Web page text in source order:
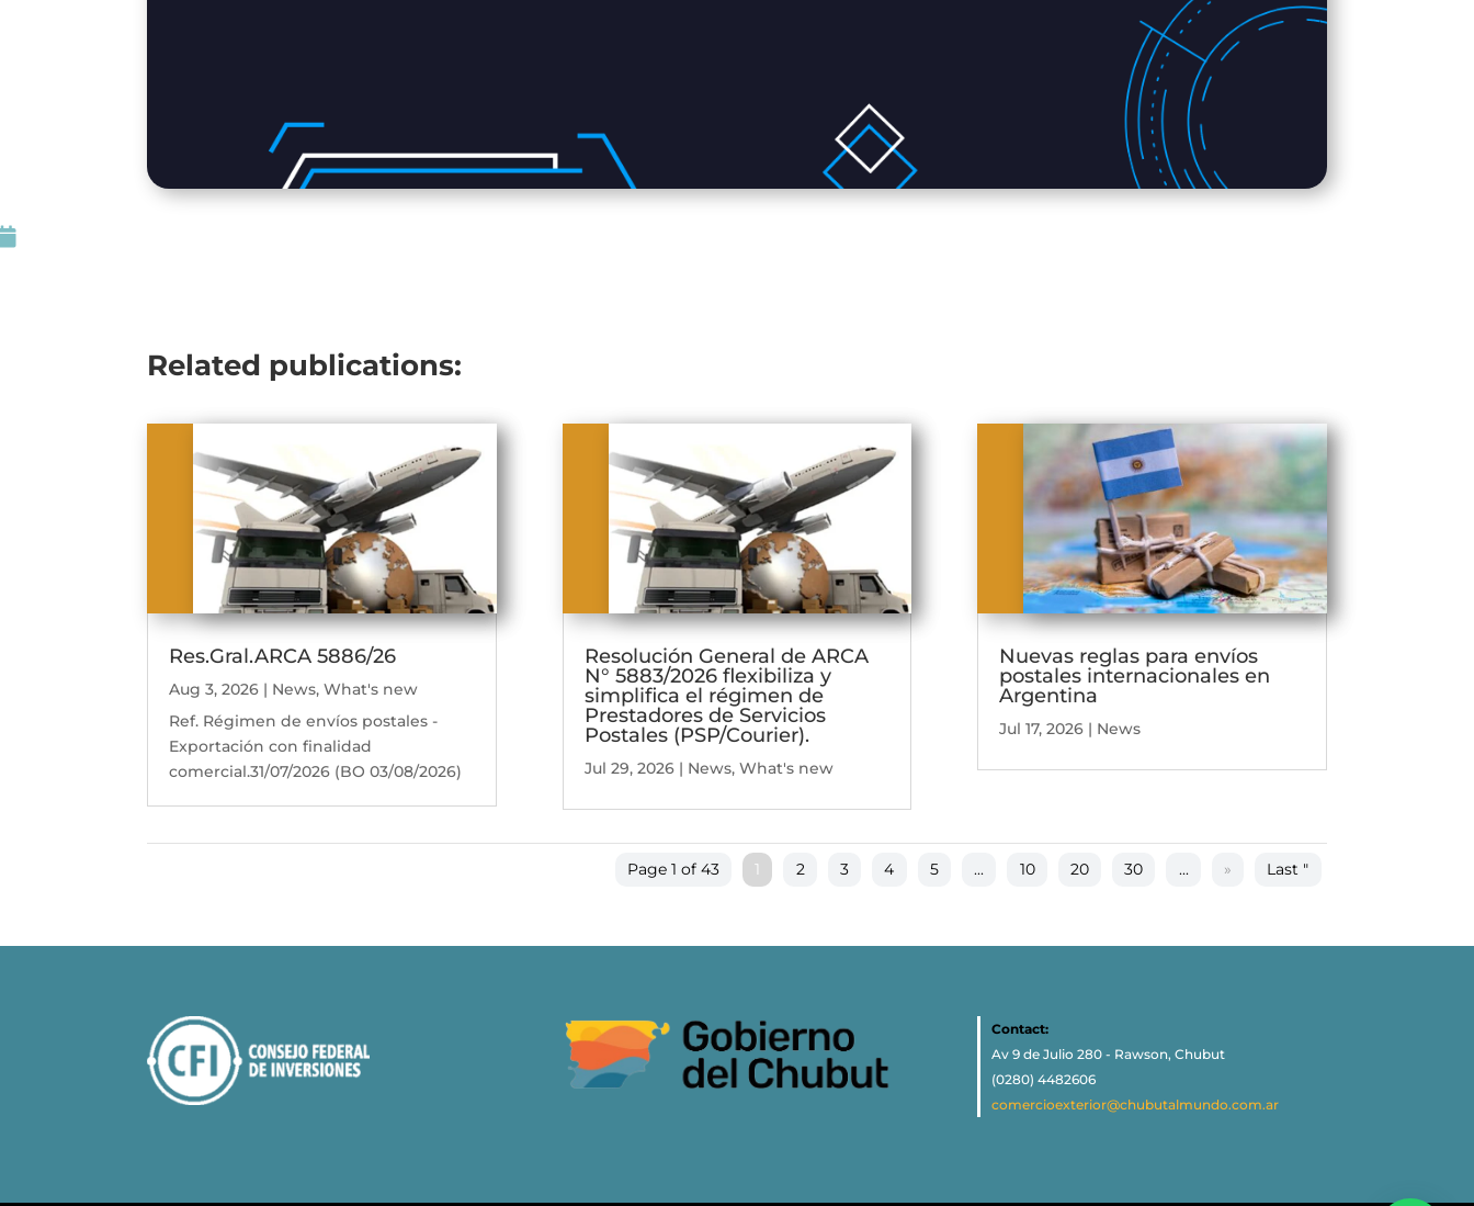
Related publications:
Res.Gral.ARCA 5886/26
Aug 3, 2026 | News,What's new
Ref. Régimen de envíos postales -
Exportación con finalidad
comercial.31/07/2026 (BO 03/08/2026)
Resolución General de ARCA
N° 5883/2026 flexibiliza y
simplifica el régimen de
Prestadores de Servicios
Postales (PSP/Courier).
Jul 29, 2026| News, What's new
Nuevas reglas para envíos
postales internacionales en
Argentina
Jul 17, 2026| News
Page 1 of 43 1 2 3 4 5 ... 10 20 30 ... » Last "
Contact:
Av 9 de Julio 280 - Rawson, Chubut
(0280) 4482606
comercioexterior@chubutalmundo.com.ar